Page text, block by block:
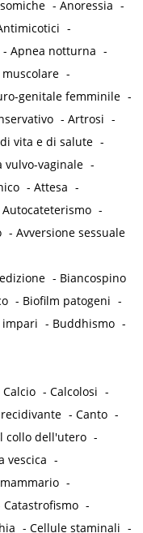
-Anoressia -
-
-Apnea notturna -
-
genitale femminile -
-Artrosi -
vita e di salute -
vulvo-vaginale -
-Attesa -
Autocateterismo -
-Avversione sessuale
- Biancospino
- Biofilm patogeni -
impari - Buddhismo -
Calcio -Calcolosi -
-Canto -
collo dell'utero -
vescica -
-
Catastrofismo -
-Cellule staminali -